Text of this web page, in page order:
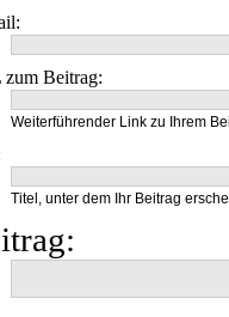
Beitrag:
Weiterführender Link zu Ihrem
Titel, unter dem Ihr Beitrag